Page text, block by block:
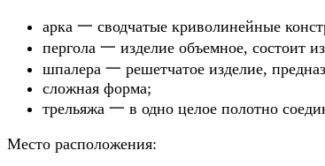
арка 一 сводчатые криволинейные
пергола 一 изделие объемное, состоит
шпалера 一 решетчатое изделие,
сложная форма;
трельяжа 一 в одно целое полотно
Место расположения: